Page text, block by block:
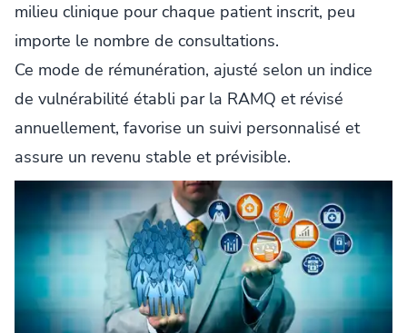
milieu clinique pour chaque patient inscrit, peu
importe le nombre de consultations.
Ce mode de rémunération, ajusté selon un indice
de vulnérabilité établi par la RAMQ et révisé
annuellement, favorise un suivi personnalisé et
assure un revenu stable et prévisible.